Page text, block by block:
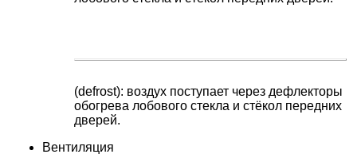
(defrost): воздух поступает через дефлекторы
обогрева лобового стекла и стёкол передних
дверей.
Вентиляция